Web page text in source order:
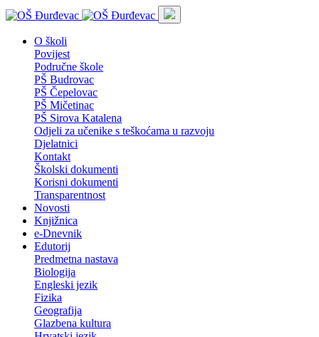
O školi
Povijest
Područne škole
PŠ Budrovac
PŠ Čepelovac
PŠ Mičetinac
PŠ Sirova Katalena
Odjeli za učenike s teškoćama u razvoju
Djelatnici
Kontakt
Školski dokumenti
Korisni dokumenti
Transparentnost
Novosti
Knjižnica
e-Dnevnik
Edutorij
Predmetna nastava
Biologija
Engleski jezik
Fizika
Geografija
Glazbena kultura